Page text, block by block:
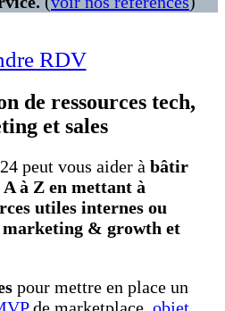
RDV
de ressources tech,
et sales
peut vous aider à bâtir
à Z en mettant à
utiles internes ou
marketing & growth et
pour mettre en place un